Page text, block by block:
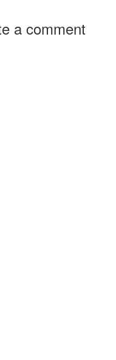
a comment